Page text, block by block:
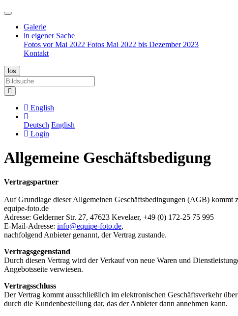
Galerie
in eigener Sache
Fotos vor Mai 2022 Fotos Mai 2022 bis Dezember 2023
Kontakt
English
Deutsch English
Login
Allgemeine Geschäftsbedigung
Vertragspartner
Auf Grundlage dieser Allgemeinen Geschäftsbedingungen (AGB) kommt
equipe-foto.de
Adresse: Gelderner Str. 27, 47623 Kevelaer, +49 (0) 172-25 75 995
E-Mail-Adresse: info@equipe-foto.de,
nachfolgend Anbieter genannt, der Vertrag zustande.
Vertragsgegenstand
Durch diesen Vertrag wird der Verkauf von neue Waren und
Angebotsseite verwiesen.
Vertragsschluss
Der Vertrag kommt ausschließlich im elektronischen Geschäftsverkehr
durch die Kundenbestellung dar, das der Anbieter dann annehmen kann.